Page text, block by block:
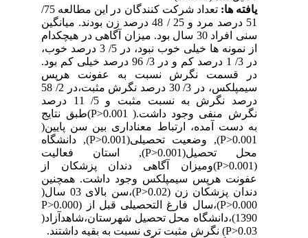
یافته ها:
تعداد شرکت کنندگان در این مطالعه 75/
51 درصد مرد و 25 / 48 درصد زن بودند. میانگین
سنی افراد 30 سال بود. میزان آگاهی در هیچکدام
از نمونه ها خیلی خوب نبود، در 5/ 3 درصد خوب،
در 3/ 1 درصد کم و در 3/ 96 درصد خیلی کم بود.
در قسمت نگرش نسبت به عفونت هرپس
سیمپلکس، در 3/ 30 درصد نگرش مثبت،در 2/ 58
درصد نگرش به نسبت مثبت و 5/ 11 درصد
نگرش منفی وجود داشت.( P>0.001)طبق نتایج
به دست آمده، ارتباط معناداری بین سن پایین(
P>0.001), وضعیت تحصیلی(P>0.001), دانشگاه
محل تحصیل(P>0.001), استان فعالیت
(P>0.001)ومیزان آگاهی دندان پزشکان از
عفونت هرپس سیمپلکس وجود داشت. همچنین
دندان پزشکان زن (P>0.02)،سن بالای 03 سال(
P>0.000)،سال فارغ التحصیلی قبل از P>0.000)
1390)،دانشگاه محل تحصیل شهرستان،شاهدآزاد(
P>0.03) نگرش مثبت تری نسبت به بقیه داشتند.